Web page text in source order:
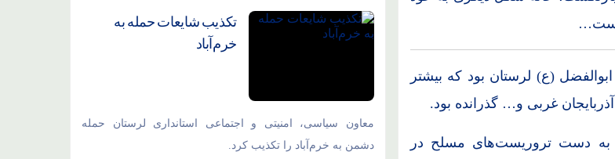
جمعی تیپ ۵۷ سپاه حضرت ابوالفضل (ع) لرستان بود که بیشتر
غربی و… گذرانده بود.
به دست تروریست‌های مسلح در
تکذیب شایعات حمله به
خرم‌آباد
معاون سیاسی، امنیتی و اجتماعی استانداری لرستان حمله
دشمن به خرم‌آباد را تکذیب کرد.